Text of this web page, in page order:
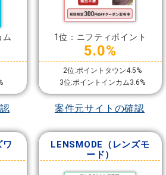
ム 1位：ニフティポイント
5.0%
2位:ポイントタウン4.5%
3位:ポイントインカム3.6%
案件元サイトの確認
ワ
LENSMODE（レンズモ
ード）